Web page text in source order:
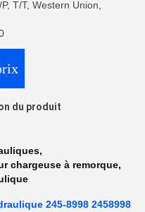
T/T, Western Union,
du produit
,
chargeuse à remorque,
245-8998 2458998